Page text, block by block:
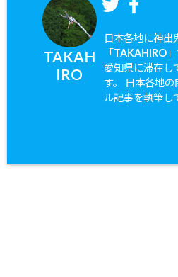
TAKAH
IRO
日本各地に神出
「TAKAHIRO
愛知県に滞在し
す。 日本各地
ル記事を執筆し